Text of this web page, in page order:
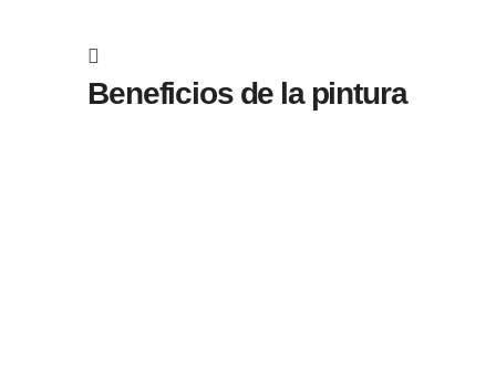
Beneficios de la pintura